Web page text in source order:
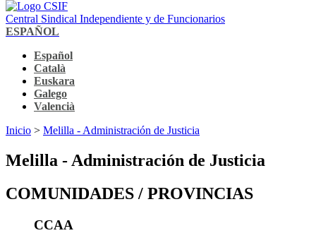
Central Sindical Independiente y de Funcionarios
ESPAÑOL
Español
Català
Euskara
Galego
Valencià
Inicio > Melilla - Administración de Justicia
Melilla - Administración de Justicia
COMUNIDADES / PROVINCIAS
CCAA